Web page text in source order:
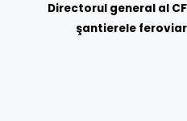
Directorul general al
şantierele